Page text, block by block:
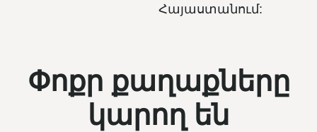
Հայաստանում:
Փոքր քաղաքները
կարող են